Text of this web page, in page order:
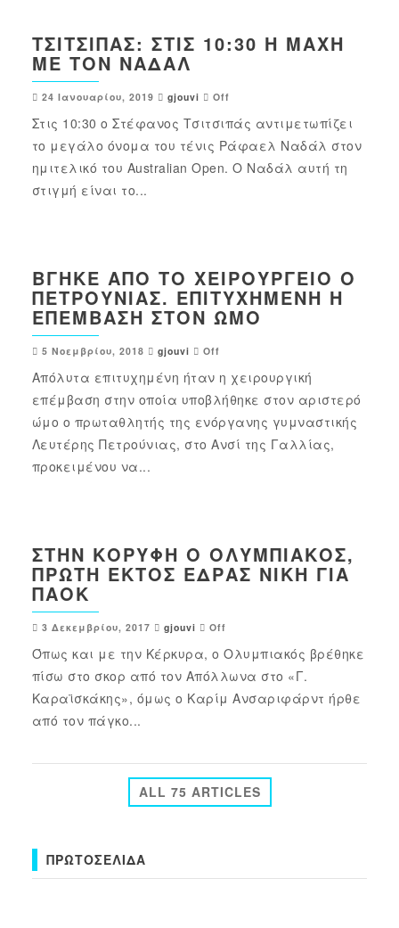
ΤΣΙΤΣΙΠΆΣ: ΣΤΙΣ 10:30 Η ΜΆΧΗ
ΜΕ ΤΟΝ ΝΑΔΆΛ
24 Ιανουαρίου, 2019 gjouvi Off
Στις 10:30 ο Στέφανος Τσιτσιπάς αντιμετωπίζει
το μεγάλο όνομα του τένις Ράφαελ Ναδάλ στον
ημιτελικό του Australian Open. Ο Ναδάλ αυτή τη
στιγμή είναι το...
ΒΓΉΚΕ ΑΠΌ ΤΟ ΧΕΙΡΟΥΡΓΕΊΟ Ο
ΠΕΤΡΟΎΝΙΑΣ. ΕΠΙΤΥΧΗΜΈΝΗ Η
ΕΠΈΜΒΑΣΗ ΣΤΟΝ ΏΜΟ
5 Νοεμβρίου, 2018 gjouvi Off
Απόλυτα επιτυχημένη ήταν η χειρουργική
επέμβαση στην οποία υποβλήθηκε στον αριστερό
ώμο ο πρωταθλητής της ενόργανης γυμναστικής
Λευτέρης Πετρούνιας, στο Ανσί της Γαλλίας,
προκειμένου να...
ΣΤΗΝ ΚΟΡΥΦΉ Ο ΟΛΥΜΠΙΑΚΌΣ,
ΠΡΏΤΗ ΕΚΤΌΣ ΈΔΡΑΣ ΝΊΚΗ ΓΙΑ
ΠΑΟΚ
3 Δεκεμβρίου, 2017 gjouvi Off
Όπως και με την Κέρκυρα, ο Ολυμπιακός βρέθηκε
πίσω στο σκορ από τον Απόλλωνα στο «Γ.
Καραϊσκάκης», όμως ο Καρίμ Ανσαριφάρντ ήρθε
από τον πάγκο...
ALL 75 ARTICLES
ΠΡΩΤΟΣΈΛΙΔΑ